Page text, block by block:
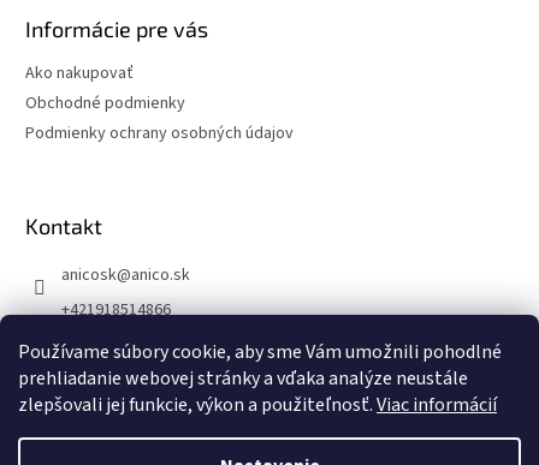
Používame súbory cookie, aby sme Vám umožnili pohodlné
prehliadanie webovej stránky a vďaka analýze neustále
zlepšovali jej funkcie, výkon a použiteľnosť.Viac informácií
Informácie pre vás
Ako nakupovať
Obchodné podmienky
Podmienky ochrany osobných údajov
Kontakt
anicosk@anico.sk
+421918514866
ANICO Slovakia
anico_slovakia